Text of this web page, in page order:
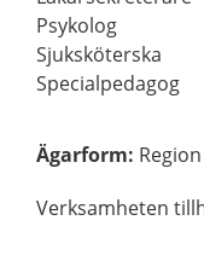
Psykolog
Sjuksköterska
Specialpedagog
Ägarform: Region
Verksamheten